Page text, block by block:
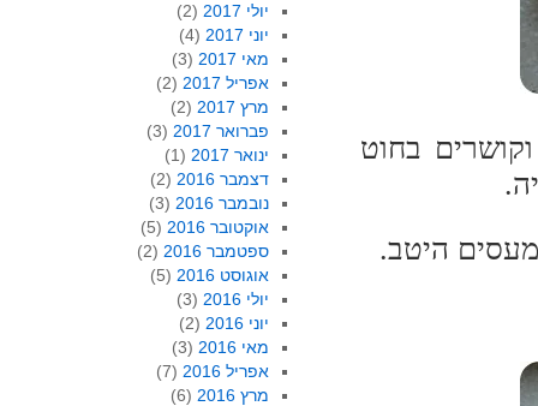
בחוט
היטב.
יולי 2017
(2)
יוני 2017
(4)
מאי 2017
(3)
אפריל 2017
(2)
מרץ 2017
(2)
פברואר 2017
(3)
ינואר 2017
(1)
דצמבר 2016
(2)
נובמבר 2016
(3)
אוקטובר 2016
(5)
ספטמבר 2016
(2)
אוגוסט 2016
(5)
יולי 2016
(3)
יוני 2016
(2)
מאי 2016
(3)
אפריל 2016
(7)
מרץ 2016
(6)